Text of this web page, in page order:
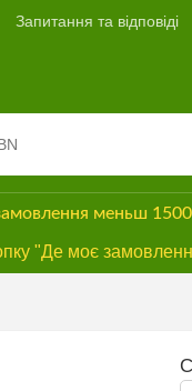
Запитання та відповіді
меньш
"Де моє